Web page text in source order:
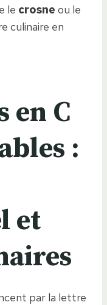
le crosne ou le
culinaire en
en C
:
et
par la lettre